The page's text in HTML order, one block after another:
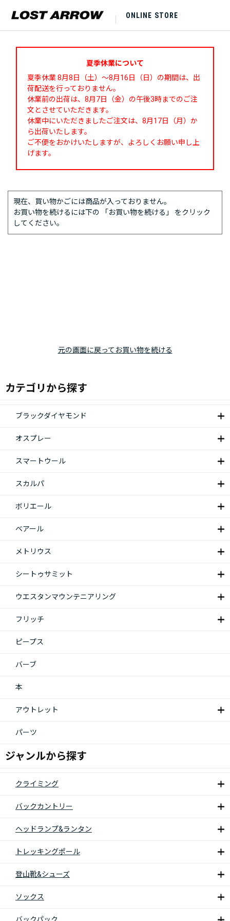
ONLINE STORE
夏季休業について
夏季休業 8月8日（土）～8月16日（日）の期間は、出
荷配送を行っておりません。
休業前の出荷は、8月7日（金）の午後3時までのご注
文とさせていただきます。
休業中にいただきましたご注文は、8月17日（月）か
ら出荷いたします。
ご不便をおかけいたしますが、よろしくお願い申し上
げます。
現在、買い物かごには商品が入っておりません。
お買い物を続けるには下の 「お買い物を続ける」 をクリック
してください。
元の画面に戻ってお買い物を続ける
カテゴリから探す
ブラックダイヤモンド
オスプレー
スマートウール
スカルパ
ボリエール
ベアール
メトリウス
シートゥサミット
ウエスタンマウンテニアリング
フリッチ
ピープス
バーブ
本
アウトレット
パーツ
ジャンルから探す
クライミング
バックカントリー
ヘッドランプ&ランタン
トレッキングポール
登山靴&シューズ
ソックス